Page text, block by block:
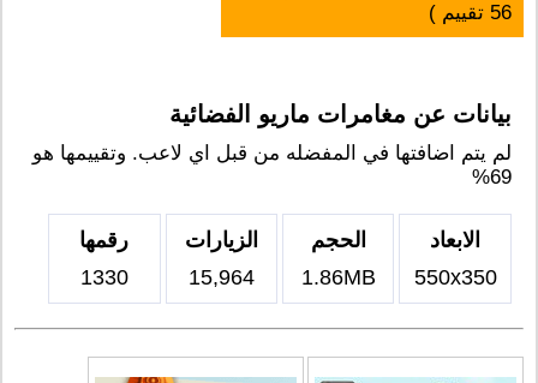
56 تقييم )
بيانات عن مغامرات ماريو الفضائية
لم يتم اضافتها في المفضله من قبل اي لاعب. وتقييمها هو
69%
الابعاد
550x350
الحجم
1.86MB
الزيارات
15,964
رقمها
1330